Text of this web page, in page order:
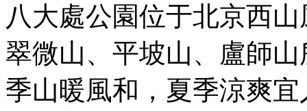
八大處公園位于北京西
翠微山、平坡山、盧師
季山暖風和，夏季涼爽